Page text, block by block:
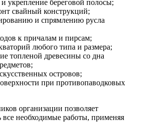
и укрепление береговой полосы;
свайный конструкций;
и спрямлению русла
к причалам и пирсам;
любого типа и размера;
топленой древесины со дна
островов;
при противопаводковых
организации позволяет
необходимые работы, применяя